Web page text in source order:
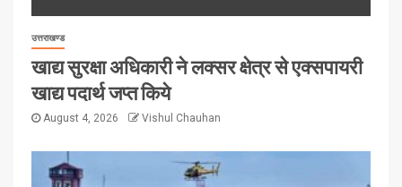
उत्तराखण्ड
खाद्य सुरक्षा अधिकारी ने लक्सर क्षेत्र से एक्सपायरी
खाद्य पदार्थ जप्त किये
August 4, 2026 Vishul Chauhan